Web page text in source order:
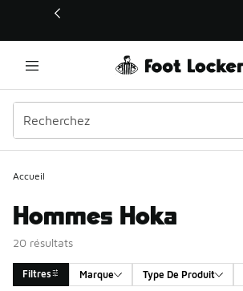
Ce lien s’ouvrira dans une nouvelle fenêtre
Accueil
Hommes Hoka
20 résultats
Filtres Marque Type De Produit